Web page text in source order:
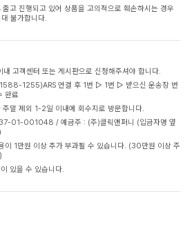
고 진행되고 있어 상품을 고의적으로 훼손하시는 경우
불가합니다.
고객센터 또는 게시판으로 신청해주셔야 합니다.
1255)ARS 연결 후 1번 ▷ 1번 ▷ 받으신 운송장 번
완료
말 제외 1-2일 이내에 회수지로 방문합니다.
01-001048 / 예금주 : (주)클릭앤퍼니 (입금자명 옆
이 1만원 이상 추가 부과될 수 있습니다. (30만원 이상 주
있을 수 있습니다.